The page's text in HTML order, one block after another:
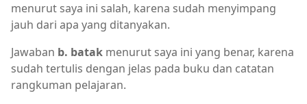
menurut saya ini salah, karena sudah menyimpang
jauh dari apa yang ditanyakan.
Jawaban b. batak menurut saya ini yang benar, karena
sudah tertulis dengan jelas pada buku dan catatan
rangkuman pelajaran.